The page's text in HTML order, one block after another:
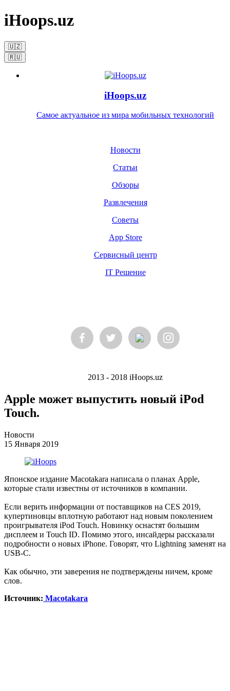
iHoops.uz
🇺🇿
🇷🇺
iHoops.uz
Самое актуальное из мира мобильных технологий
Новости
Статьи
Обзоры
Развлечения
Советы
App Store
Сервисный центр
IT Решение
2013 - 2018 iHoops.uz
Apple может выпустить новый iPod
Touch.
Новости
15 Января 2019
Японское издание Macotakara написала о планах Apple,
которые стали известны от источников в компании.
Если верить информации от поставщиков на CES 2019,
купертиновцы вплотную работают над новым поколением
проигрывателя iPod Touch. Новинку оснастят большим
дисплеем и Touch ID. Помимо этого, инсайдеры рассказали
подробности о новых iPhone. Говорят, что Lightning заменят на
USB-C.
Как обычно, эти заверения не подтверждены ничем, кроме
слов.
Источник: Macotakara